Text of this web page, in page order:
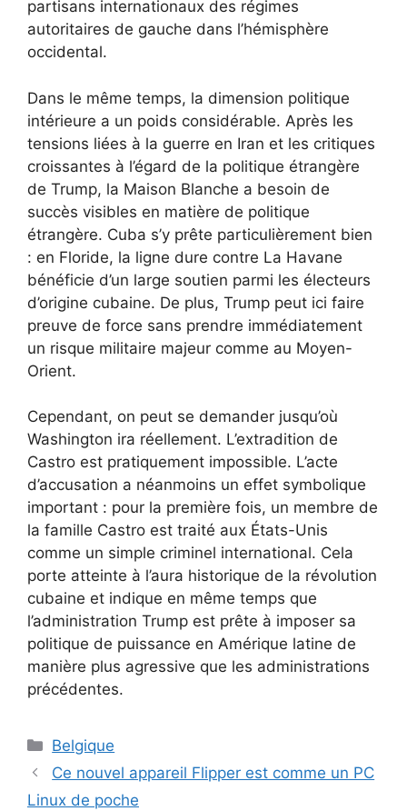
partisans internationaux des régimes
autoritaires de gauche dans l’hémisphère
occidental.
Dans le même temps, la dimension politique
intérieure a un poids considérable. Après les
tensions liées à la guerre en Iran et les critiques
croissantes à l’égard de la politique étrangère
de Trump, la Maison Blanche a besoin de
succès visibles en matière de politique
étrangère. Cuba s’y prête particulièrement bien
: en Floride, la ligne dure contre La Havane
bénéficie d’un large soutien parmi les électeurs
d’origine cubaine. De plus, Trump peut ici faire
preuve de force sans prendre immédiatement
un risque militaire majeur comme au Moyen-
Orient.
Cependant, on peut se demander jusqu’où
Washington ira réellement. L’extradition de
Castro est pratiquement impossible. L’acte
d’accusation a néanmoins un effet symbolique
important : pour la première fois, un membre de
la famille Castro est traité aux États-Unis
comme un simple criminel international. Cela
porte atteinte à l’aura historique de la révolution
cubaine et indique en même temps que
l’administration Trump est prête à imposer sa
politique de puissance en Amérique latine de
manière plus agressive que les administrations
précédentes.
Catégories
Belgique
Ce nouvel appareil Flipper est comme un PC
Linux de poche